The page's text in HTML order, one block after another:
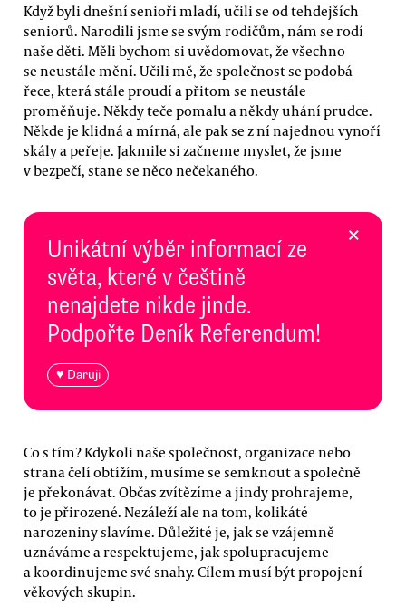
Když byli dnešní senioři mladí, učili se od tehdejších
seniorů. Narodili jsme se svým rodičům, nám se rodí
naše děti. Měli bychom si uvědomovat, že všechno
se neustále mění. Učili mě, že společnost se podobá
řece, která stále proudí a přitom se neustále
proměňuje. Někdy teče pomalu a někdy uhání prudce.
Někde je klidná a mírná, ale pak se z ní najednou vynoří
skály a peřeje. Jakmile si začneme myslet, že jsme
v bezpečí, stane se něco nečekaného.
Unikátní výběr informací ze
světa, které v češtině
nenajdete nikde jinde.
Podpořte Deník Referendum!
♥ Daruji
×
Co s tím? Kdykoli naše společnost, organizace nebo
strana čelí obtížím, musíme se semknout a společně
je překonávat. Občas zvítězíme a jindy prohrajeme,
to je přirozené. Nezáleží ale na tom, kolikáté
narozeniny slavíme. Důležité je, jak se vzájemně
uznáváme a respektujeme, jak spolupracujeme
a koordinujeme své snahy. Cílem musí být propojení
věkových skupin.